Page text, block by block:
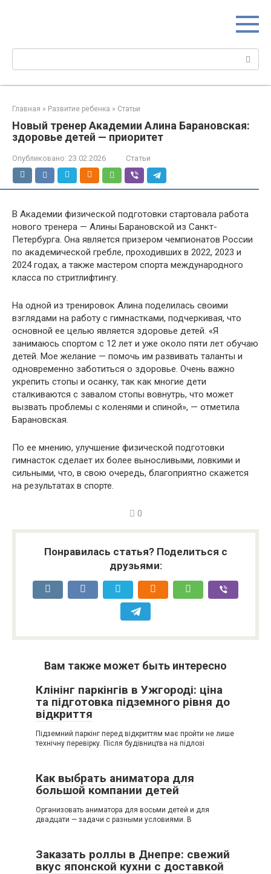
Поиск:
Главная » Развитие ребенка » Статьи
Новый тренер Академии Алина Барановская:
здоровье детей — приоритет
Опубликовано: 23.02.2026 Статьи
В Академии физической подготовки стартовала работа
нового тренера — Алины Барановской из Санкт-
Петербурга. Она является призером чемпионатов России
по академической гребле, проходивших в 2022, 2023 и
2024 годах, а также мастером спорта международного
класса по стритлифтингу.
На одной из тренировок Алина поделилась своими
взглядами на работу с гимнастками, подчеркивая, что
основной ее целью является здоровье детей. «Я
занимаюсь спортом с 12 лет и уже около пяти лет обучаю
детей. Мое желание — помочь им развивать таланты и
одновременно заботиться о здоровье. Очень важно
укрепить стопы и осанку, так как многие дети
сталкиваются с завалом стопы вовнутрь, что может
вызвать проблемы с коленями и спиной», — отметила
Барановская.
По ее мнению, улучшение физической подготовки
гимнасток сделает их более выносливыми, ловкими и
сильными, что, в свою очередь, благоприятно скажется
на результатах в спорте.
0
Понравилась статья? Поделиться с
друзьями:
Вам также может быть интересно
Клінінг паркінгів в Ужгороді: ціна
та підготовка підземного рівня до
відкриття
Підземний паркінг перед відкриттям має пройти не лише
технічну перевірку. Після будівництва на підлозі
Как выбрать аниматора для
большой компании детей
Организовать аниматора для восьми детей и для
двадцати — задачи с разными условиями. В
Заказать роллы в Днепре: свежий
вкус японской кухни с доставкой